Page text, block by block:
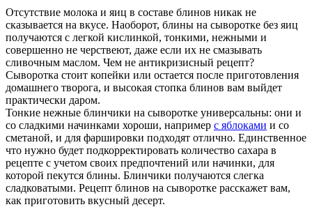
Отсутствие молока и яиц в составе блинов никак не
сказывается на вкусе. Наоборот, блины на сыворотке без яиц
получаются с легкой кислинкой, тонкими, нежными и
совершенно не черствеют, даже если их не смазывать
сливочным маслом. Чем не антикризисный рецепт?
Сыворотка стоит копейки или остается после приготовления
домашнего творога, и высокая стопка блинов вам выйдет
практически даром.
Тонкие нежные блинчики на сыворотке универсальны: они и
со сладкими начинками хороши, например с яблоками и со
сметаной, и для фаршировки подходят отлично. Единственное
что нужно будет подкорректировать количество сахара в
рецепте с учетом своих предпочтений или начинки, для
которой пекутся блины. Блинчики получаются слегка
сладковатыми. Рецепт блинов на сыворотке расскажет вам,
как приготовить вкусный десерт.